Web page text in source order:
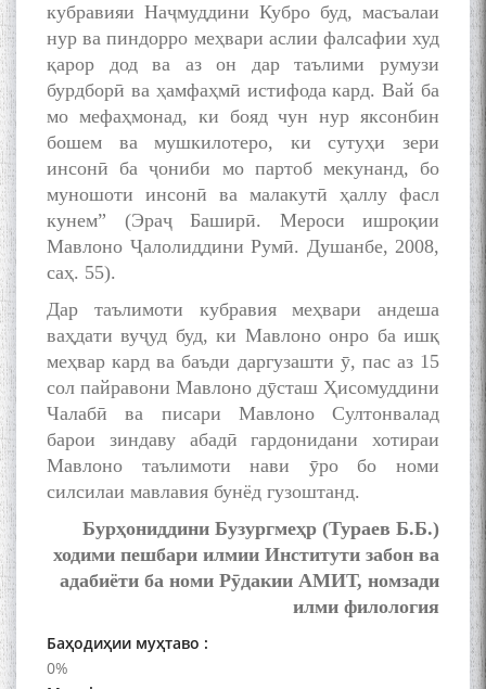
кубравияи Наҷмуддини Кубро буд, масъалаи
нур ва пиндорро меҳвари аслии фалсафии худ
қарор дод ва аз он дар таълими румузи
бурдборӣ ва ҳамфаҳмӣ истифода кард. Вай ба
мо мефаҳмонад, ки бояд чун нур яксонбин
бошем ва мушкилотеро, ки сутуҳи зери
инсонӣ ба ҷониби мо партоб мекунанд, бо
муношоти инсонӣ ва малакутӣ ҳаллу фасл
кунем” (Эраҷ Баширӣ. Мероси ишроқии
Мавлоно Ҷалолиддини Румӣ. Душанбе, 2008,
саҳ. 55).
Дар таълимоти кубравия меҳвари андеша
ваҳдати вуҷуд буд, ки Мавлоно онро ба ишқ
меҳвар кард ва баъди даргузашти ӯ, пас аз 15
сол пайравони Мавлоно дӯсташ Ҳисомуддини
Чалабӣ ва писари Мавлоно Султонвалад
барои зиндаву абадӣ гардонидани хотираи
Мавлоно таълимоти нави ӯро бо номи
силсилаи мавлавия бунёд гузоштанд.
Бурҳониддини Бузургмеҳр (Тураев Б.Б.)
ходими пешбари илмии Институти забон ва
адабиёти ба номи Рӯдакии АМИТ, номзади
илми филология
Баҳодиҳии муҳтаво :
0%
Сухбати навқаламон бо
Муъмин Қаноат\Meeting of
young talents with Mumyin
The Persian Gulf Beautiful
poetry from Устод Мумин
Қаноат (Ustod Mumin Qanoat)
and Master Mehryar
Mehrafarin about the conflict
of the name of the Persian
Gulf
Сайри Дарвоз бо Мӯъмин
Қаноат: Чанор ҳам "гап"
мезанад